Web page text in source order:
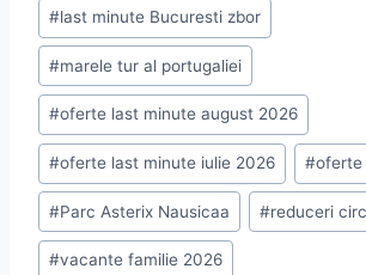
#last minute Bucuresti zbor
#marele tur al portugaliei
#oferte last minute august 2026
#oferte last minute iulie 2026 #oferte
#Parc Asterix Nausicaa #reduceri
#vacante familie 2026